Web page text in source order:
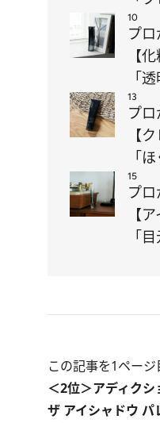
10
プ
【
「
13
プ
【
「
15
プ
【
「
この記事を1ページ
＜2位＞アディクシ
ザ アイシャドウ